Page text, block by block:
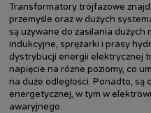
Transformatory trójfazowe
przemyśle oraz w dużych
są używane do zasilania dużych
indukcyjne, sprężarki i prasy
dystrybucji energii elektrycznej
napięcie na różne poziomy, co
na duże odległości. Ponadto,
energetycznej, w tym w
awaryjnego.